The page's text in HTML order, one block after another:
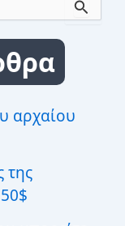
αρχαίου
της